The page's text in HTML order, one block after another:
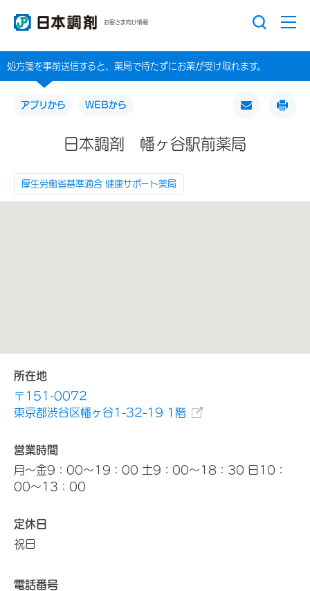
お客さま向け情報
処方箋を事前送信すると、薬局で待たずにお薬が受け取れます。
アプリから WEBから
日本調剤 幡ヶ谷駅前薬局
厚生労働省基準適合 健康サポート薬局
所在地
〒151-0072
東京都渋谷区幡ヶ谷1-32-19 1階
営業時間
月～金9：00～19：00 土9：00～18：30 日10：
00～13：00
定休日
祝日
電話番号